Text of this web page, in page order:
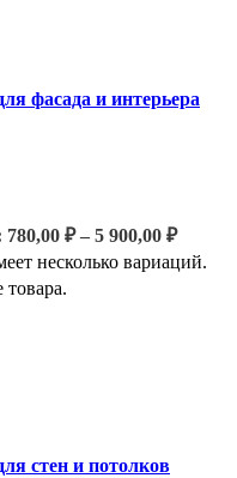
фасада и интерьера
₽ – 5 900,00 ₽
несколько вариаций.
стен и потолков